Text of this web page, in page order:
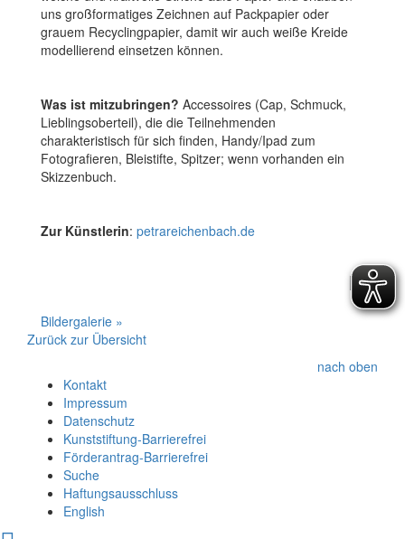
uns großformatiges Zeichnen auf Packpapier oder
grauem Recyclingpapier, damit wir auch weiße Kreide
modellierend einsetzen können.
Was ist mitzubringen? Accessoires (Cap, Schmuck,
Lieblingsoberteil), die die Teilnehmenden
charakteristisch für sich finden, Handy/Ipad zum
Fotografieren, Bleistifte, Spitzer; wenn vorhanden ein
Skizzenbuch.
Zur Künstlerin: petrareichenbach.de
Bildergalerie »
Zurück zur Übersicht
nach oben
Kontakt
Impressum
Datenschutz
Kunststiftung-Barrierefrei
Förderantrag-Barrierefrei
Suche
Haftungsausschluss
English